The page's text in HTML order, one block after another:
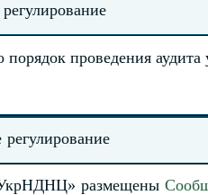
порядок проведения
регулирование
размещены